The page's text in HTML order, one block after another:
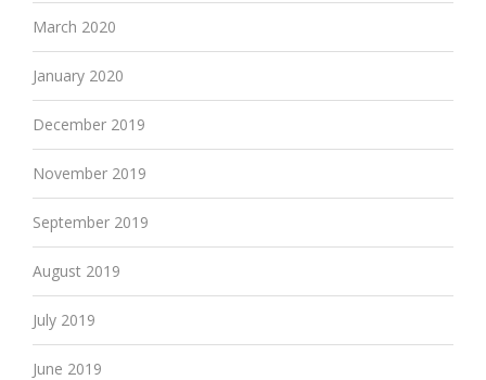
March 2020
January 2020
December 2019
November 2019
September 2019
August 2019
July 2019
June 2019